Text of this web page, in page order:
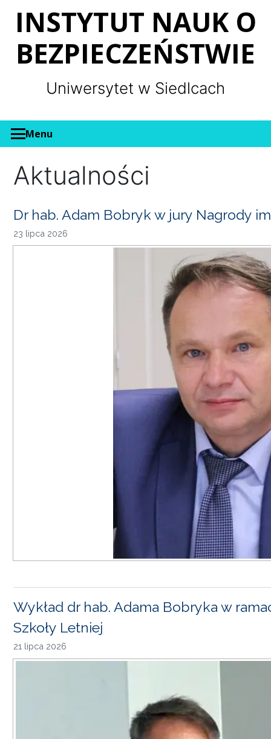
INSTYTUT NAUK O
BEZPIECZEŃSTWIE
Uniwersytet w Siedlcach
Menu
Aktualności
Dr hab. Adam Bobryk w jury Nagrody
23 lipca 2026
Wykład dr hab. Adama Bobryka w
Szkoły Letniej
21 lipca 2026